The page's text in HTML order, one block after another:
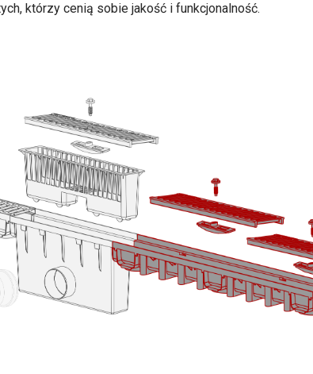
którzy cenią sobie jakość i funkcjonalność.